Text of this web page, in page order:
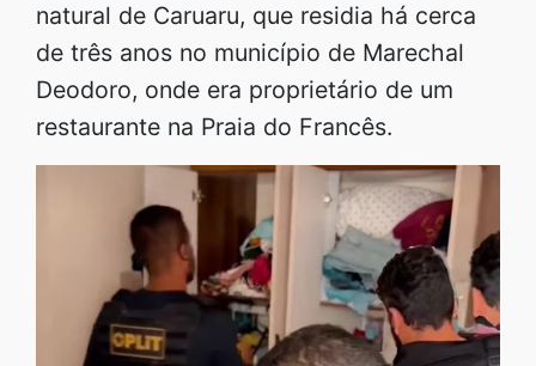
natural de Caruaru, que residia há cerca
de três anos no município de Marechal
Deodoro, onde era proprietário de um
restaurante na Praia do Francês.​​​​​​​​​​​​​​​​